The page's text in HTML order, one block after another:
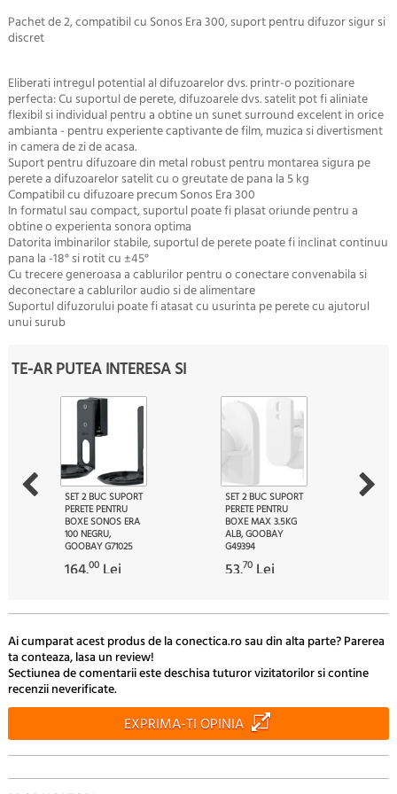
Pachet de 2, compatibil cu Sonos Era 300, suport pentru difuzor sigur si
discret
Eliberati intregul potential al difuzoarelor dvs. printr-o pozitionare
perfecta: Cu suportul de perete, difuzoarele dvs. satelit pot fi aliniate
flexibil si individual pentru a obtine un sunet surround excelent in orice
ambianta - pentru experiente captivante de film, muzica si divertisment
in camera de zi de acasa.
Suport pentru difuzoare din metal robust pentru montarea sigura pe
perete a difuzoarelor satelit cu o greutate de pana la 5 kg
Compatibil cu difuzoare precum Sonos Era 300
In formatul sau compact, suportul poate fi plasat oriunde pentru a
obtine o experienta sonora optima
Datorita imbinarilor stabile, suportul de perete poate fi inclinat continuu
pana la -18° si rotit cu ±45°
Cu trecere generoasa a cablurilor pentru o conectare convenabila si
deconectare a cablurilor audio si de alimentare
Suportul difuzorului poate fi atasat cu usurinta pe perete cu ajutorul
unui surub
TE-AR PUTEA INTERESA SI
SET 2 BUC SUPORT
PERETE PENTRU
BOXE SONOS ERA
100 NEGRU,
GOOBAY G71025
164.00 Lei
SET 2 BUC SUPORT
PERETE PENTRU
BOXE MAX 3.5KG
ALB, GOOBAY
G49394
53.70 Lei
Ai cumparat acest produs de la conectica.ro sau din alta parte? Parerea
ta conteaza, lasa un review!
Sectiunea de comentarii este deschisa tuturor vizitatorilor si contine
recenzii neverificate.
EXPRIMA-TI OPINIA